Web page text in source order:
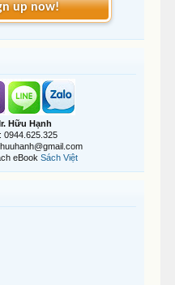
up now!
Hữu Hạnh
0944.625.325
eBook Sách Việt